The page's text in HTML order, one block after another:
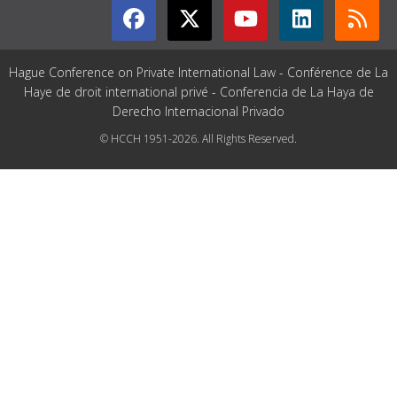
Hague Conference on Private International Law - Conférence de La
Haye de droit international privé - Conferencia de La Haya de
Derecho Internacional Privado
© HCCH 1951-2026. All Rights Reserved.